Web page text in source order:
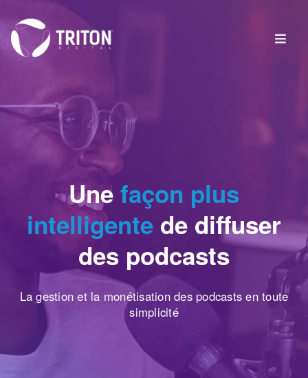
Une façon plus
intelligente de diffuser
des podcasts
La gestion et la monétisation des podcasts en toute
simplicité